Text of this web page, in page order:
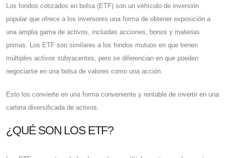
Los fondos cotizados en bolsa (ETF) son un vehículo de inversión
popular que ofrece a los inversores una forma de obtener exposición a
una amplia gama de activos, incluidas acciones, bonos y materias
primas. Los ETF son similares a los fondos mutuos en que tienen
múltiples activos subyacentes, pero se diferencian en que pueden
negociarse en una bolsa de valores como una acción.
Esto los convierte en una forma conveniente y rentable de invertir en una
cartera diversificada de activos.
¿QUÉ SON LOS ETF?